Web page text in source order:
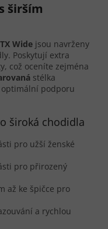
širším
Wide jsou navrženy
Poskytují extra
což oceníte zejména
stélka
podporu
široká chodidla
pro užší ženské
pro přirozený
až ke špičce pro
a rychlou